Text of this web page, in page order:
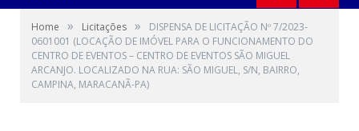
Home » Licitações »
DISPENSA DE LICITAÇÃO Nº 7/2023-
0601001 (LOCAÇÃO DE IMÓVEL PARA O FUNCIONAMENTO DO
CENTRO DE EVENTOS – CENTRO DE EVENTOS SÃO MIGUEL
ARCANJO. LOCALIZADO NA RUA: SÃO MIGUEL, S/N, BAIRRO,
CAMPINA, MARACANÃ-PA)